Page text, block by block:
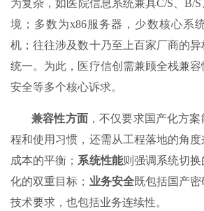
为复杂，如医院信息系统兼具C/S、B/
境；多数为x86服务器，少数核心系
机；往往涉及数十乃至上百家厂商的
统一。为此，医疗信创需兼顾全栈兼
安全等多个核心诉求。
兼容性方面，不仅要求国产化方
程和使用习惯，还需从工程落地的角
成本的平衡； 系统性能则强调系统切
化的双重目标； 业务安全既包括国产
技术要求，也包括业务连续性。